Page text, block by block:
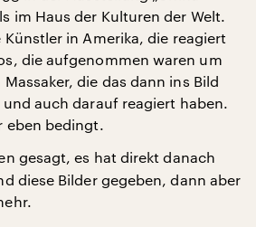
im Haus der Kulturen der Welt.
Künstler in Amerika, die reagiert
die aufgenommen waren um
die das dann ins Bild
auch darauf reagiert haben.
eben bedingt.
gesagt, es hat direkt danach
diese Bilder gegeben, dann aber